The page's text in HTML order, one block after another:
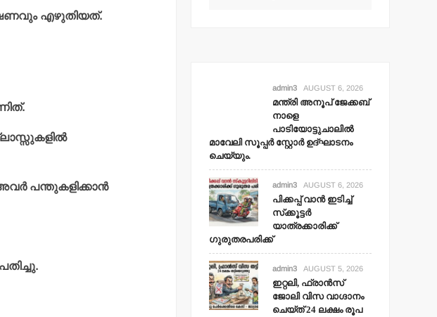
എഴുതിയത്.
പന്തുകളിക്കാന്‍
admin3 AUGUST 6, 2026
മന്ത്രി അനൂപ് ജേക്കബ്
നാളെ
പാടിയോട്ടുചാലില്‍
മാവേലി സൂപ്പര്‍ സ്റ്റോര്‍ ഉദ്ഘാടനം
ചെയ്യും.
admin3 AUGUST 6, 2026
പിക്കപ്പ് വാന്‍ ഇടിച്ച്
സ്‌ക്കൂട്ടര്‍
യാത്രക്കാരിക്ക്
ഗുരുതരപരിക്ക്
admin3 AUGUST 5, 2026
ഇറ്റലി, ഫ്രാന്‍സ്
ജോലി വിസ വാഗ്ദാനം
ചെയ്ത് 24 ലക്ഷം രൂപ